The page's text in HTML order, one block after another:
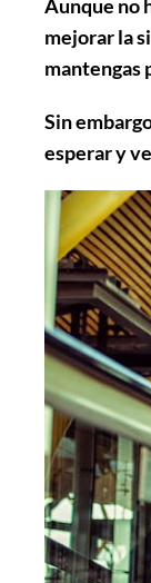
Aunque no
mejorar la
mantengas
Sin
esperar y